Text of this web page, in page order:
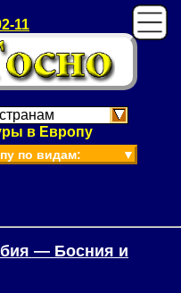
11
в Европу
по видам: ▼
— Босния и